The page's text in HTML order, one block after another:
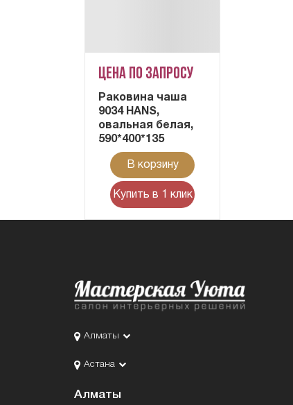
Цена по запросу
Раковина чаша
9034 HANS,
овальная белая,
590*400*135
В корзину
Купить в 1 клик
Алматы
Астана
Алматы